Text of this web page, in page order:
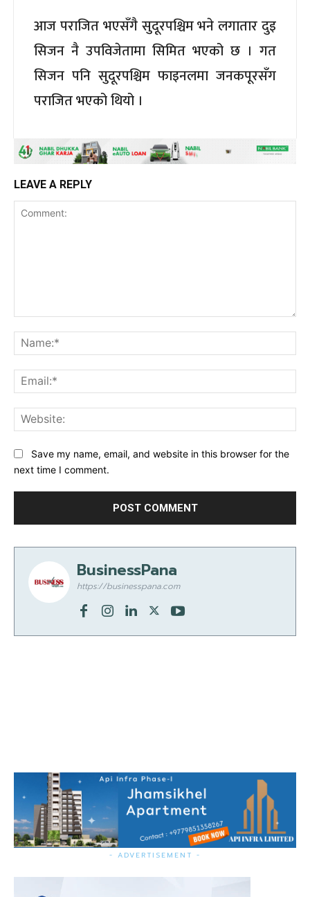
आज पराजित भएसँगै सुदूरपश्चिम भने लगातार दुइ
सिजन नै उपविजेतामा सिमित भएको छ । गत
सिजन पनि सुदूरपश्चिम फाइनलमा जनकपूरसँग
पराजित भएको थियो ।
LEAVE A REPLY
Save my name, email, and website in this browser for the
next time I comment.
BusinessPana
https://businesspana.com
- ADVERTISEMENT -